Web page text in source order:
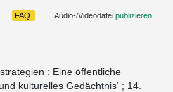
FAQ Audio-/Videodateipublizieren
: Eine öffentliche
kulturelles Gedächtnis‘ ; 14.